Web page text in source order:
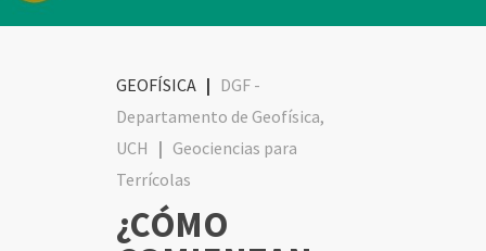
INICIO
GEOFÍSICA | DGF -
Departamento de Geofísica,
UCH | Geociencias para
Terrícolas
¿CÓMO